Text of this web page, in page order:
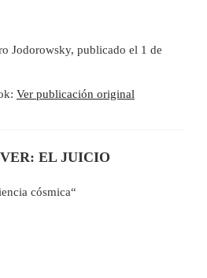
Jodorowsky, publicado el 1 de
Ver publicación original
EL JUICIO
cósmica“